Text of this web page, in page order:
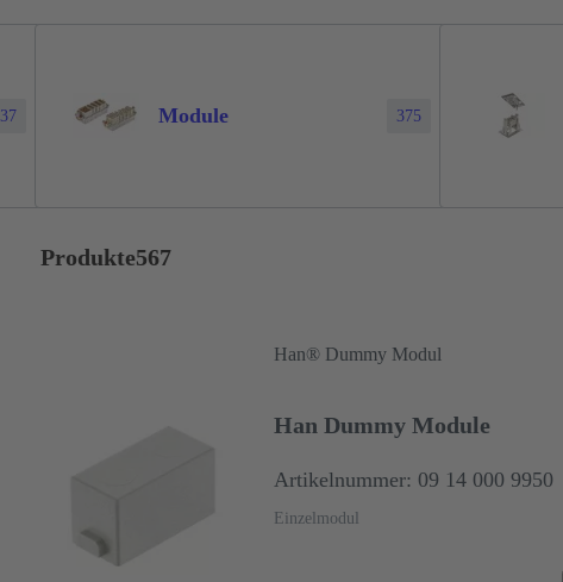
37 Module 375
Produkte567
Han® Dummy Modul
Han Dummy Module
Artikelnummer: 09 14 000 9950
Einzelmodul